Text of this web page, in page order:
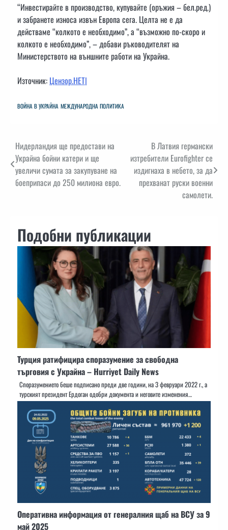
“Инвестирайте в производство, купувайте (оръжия – бел.ред.)
и забранете износа извън Европа сега. Целта не е да
действаме “колкото е необходимо”, а “възможно по-скоро и
колкото е необходимо”, – добави ръководителят на
Министерството на външните работи на Украйна.
Източник: Цензор.НЕТ|
ВОЙНА В УКРАЙНА МЕЖДУНАРОДНА ПОЛИТИКА
Навигация
Нидерландия ще предостави на
Украйна бойни катери и ще
увеличи сумата за закупуване на
боеприпаси до 250 милиона евро.
В Латвия германски
изтребители Eurofighter се
издигнаха в небето, за да
прехванат руски военни
самолети.
Подобни публикации
Турция ратифицира споразумение за свободна
търговия с Украйна – Hurriyet Daily News
Споразумението беше подписано преди две години, на 3 февруари 2022 г., а
турският президент Ердоган одобри документа и неговите изменения…
Оперативна информация от генералния щаб на ВСУ за 9
май 2025